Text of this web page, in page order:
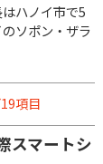
ハノイ市で5
ソポン・ザラ
項目
スマートシ